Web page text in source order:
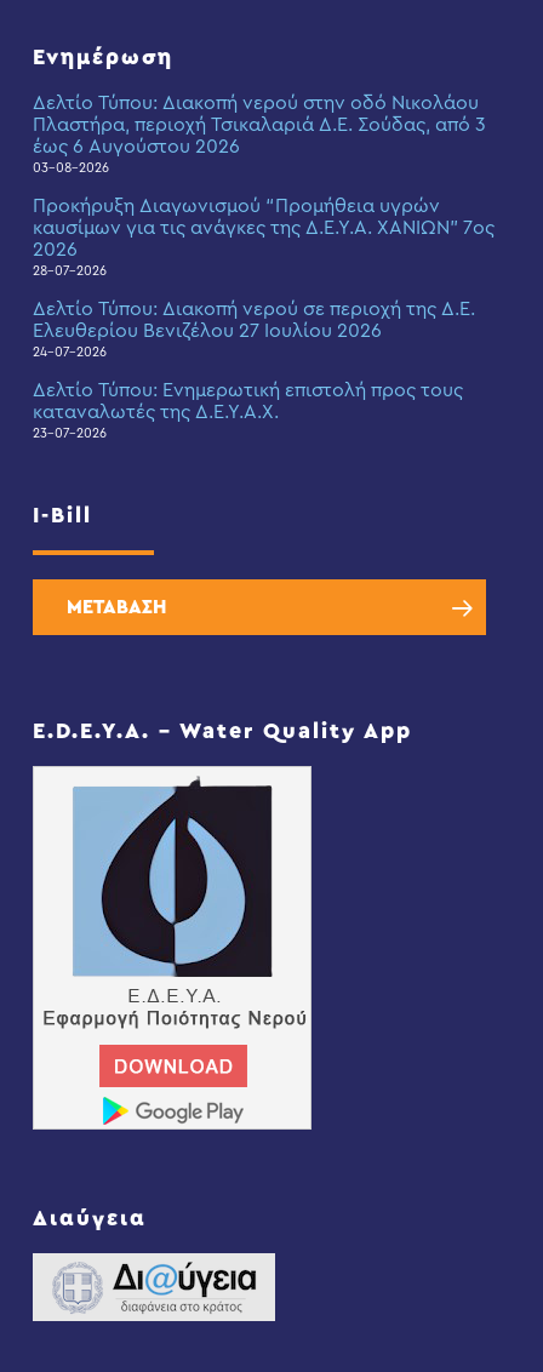
Ενημέρωση
Δελτίο Τύπου: Διακοπή νερού στην οδό Νικολάου
Πλαστήρα, περιοχή Τσικαλαριά Δ.Ε. Σούδας, από 3
έως 6 Αυγούστου 2026
03-08-2026
Προκήρυξη Διαγωνισμού “Προμήθεια υγρών
καυσίμων για τις ανάγκες της Δ.Ε.Υ.Α. ΧΑΝΙΩΝ” 7ος
2026
28-07-2026
Δελτίο Τύπου: Διακοπή νερού σε περιοχή της Δ.Ε.
Ελευθερίου Βενιζέλου 27 Ιουλίου 2026
24-07-2026
Δελτίο Τύπου: Eνημερωτική επιστολή προς τους
καταναλωτές της Δ.Ε.Υ.Α.Χ.
23-07-2026
I-Bill
ΜΕΤΑΒΑΣΗ
E.D.E.Y.A. – Water Quality App
Διαύγεια